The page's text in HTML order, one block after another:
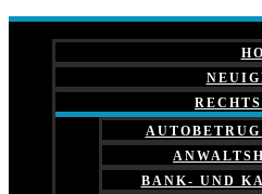
BANK- UND